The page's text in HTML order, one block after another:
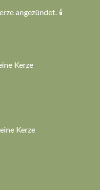
angezündet. 🕯️
Kerze
Kerze